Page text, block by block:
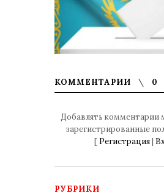
КОММЕНТАРИИ 0
Добавлять комментарии
зарегистрированные
[ Регистрация|
РУБРИКИ